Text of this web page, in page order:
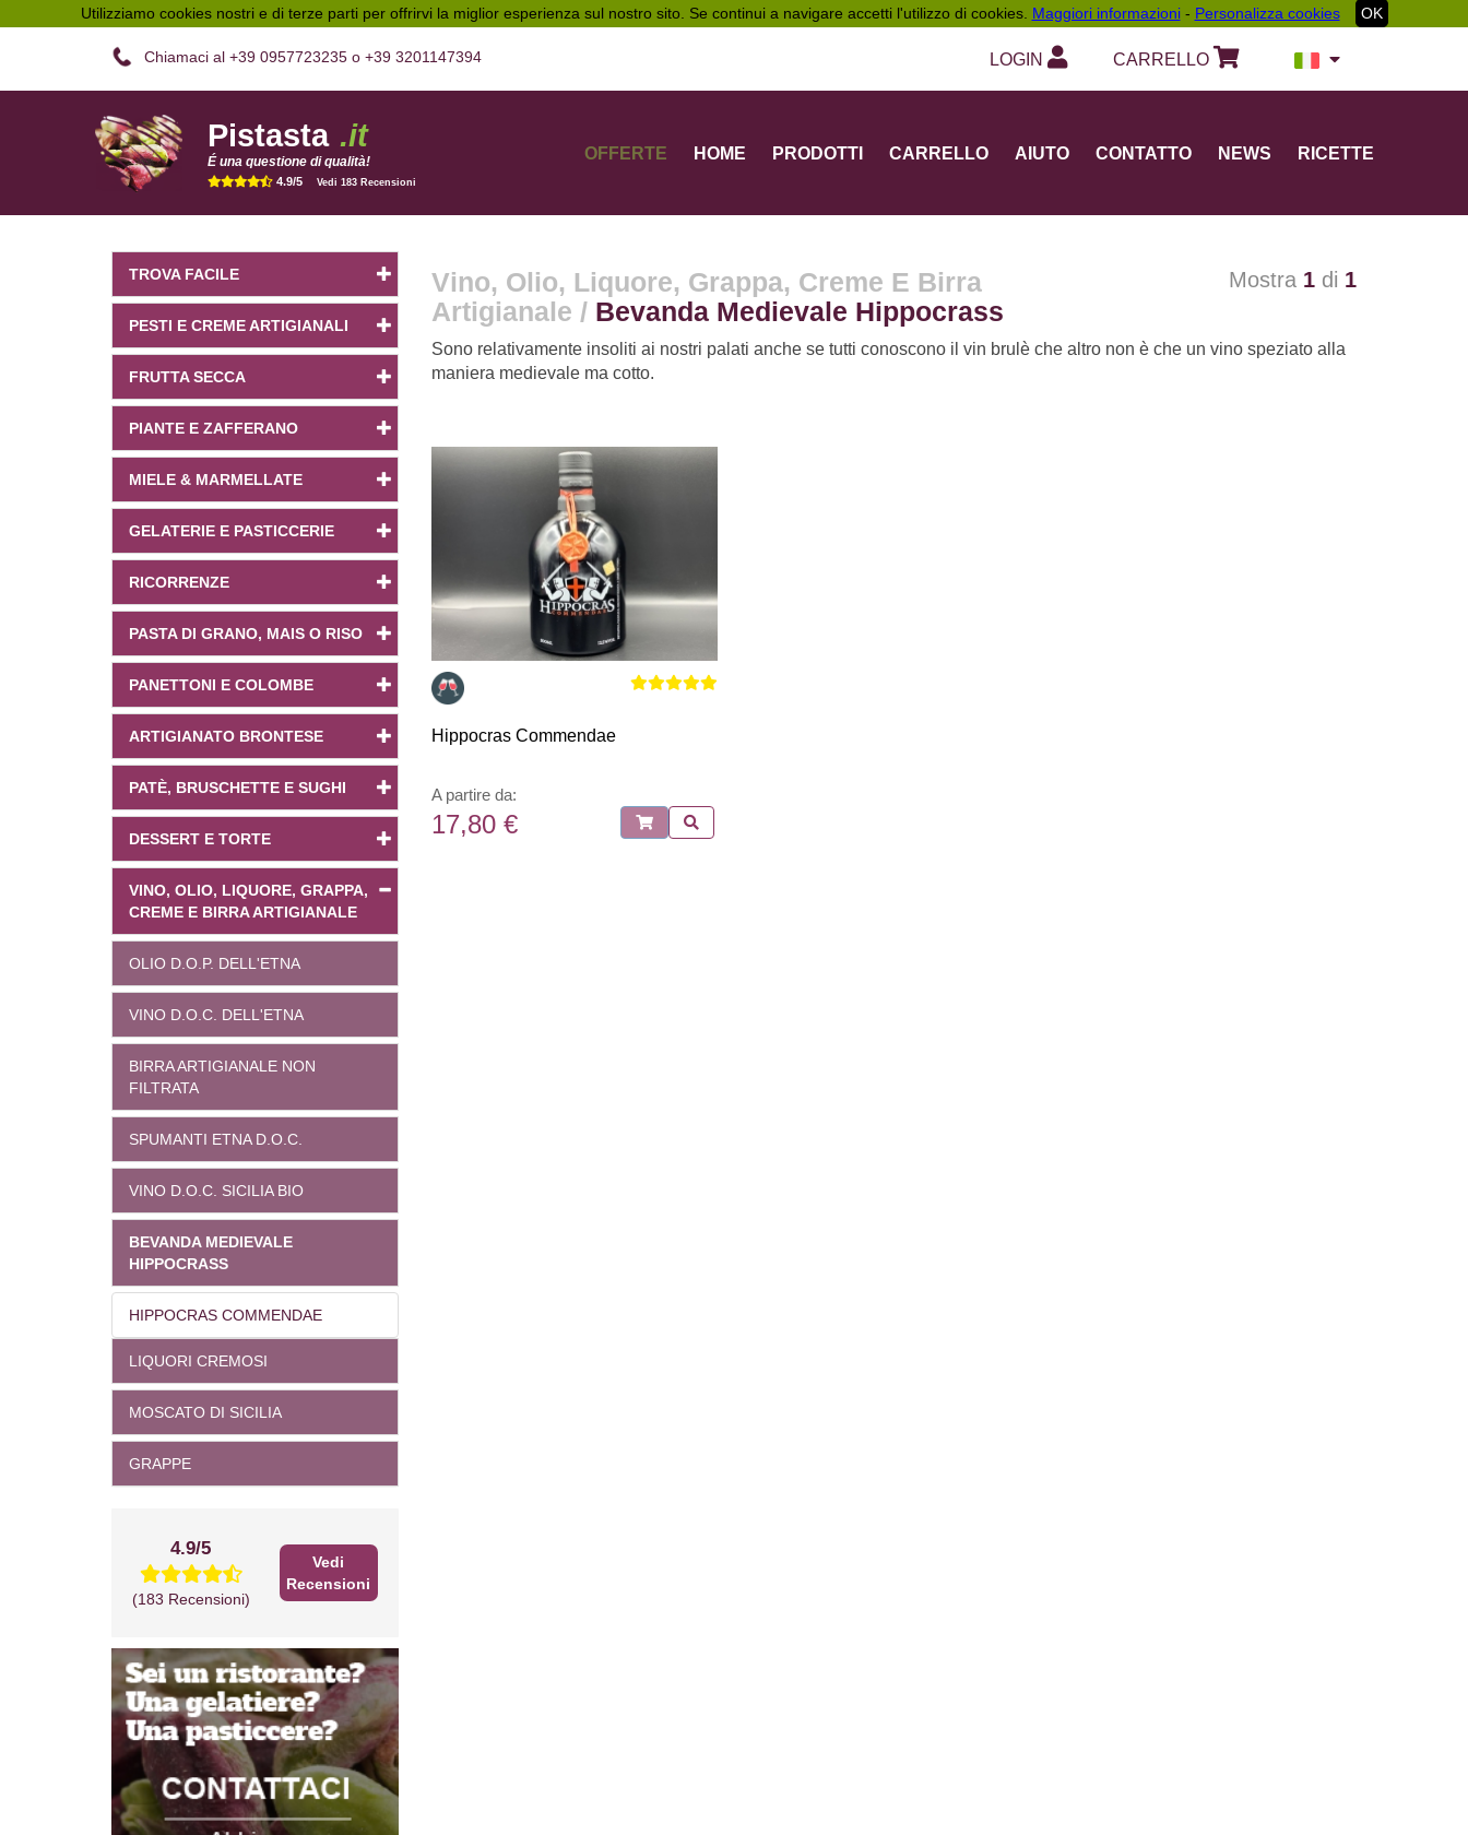
Utilizziamo cookies nostri e di terze parti per offrirvi la miglior esperienza sul nostro sito. Se continui a navigare accetti l'utilizzo di cookies. Maggiori informazioni- Personalizza cookies OK
Chiamaci al +39 0957723235 o +39 3201147394 LOGIN CARRELLO
Pistasta .it
É una questione di qualità!
4.9/5
Vedi 183 Recensioni
OFFERTE HOME PRODOTTI CARRELLO AIUTO CONTATTO NEWS RICETTE
TROVA FACILE
PESTI E CREME ARTIGIANALI
FRUTTA SECCA
PIANTE E ZAFFERANO
MIELE & MARMELLATE
GELATERIE E PASTICCERIE
RICORRENZE
PASTA DI GRANO, MAIS O RISO
PANETTONI E COLOMBE
ARTIGIANATO BRONTESE
PATÈ, BRUSCHETTE E SUGHI
DESSERT E TORTE
VINO, OLIO, LIQUORE, GRAPPA,
CREME E BIRRA ARTIGIANALE
OLIO D.O.P. DELL'ETNA
VINO D.O.C. DELL'ETNA
BIRRA ARTIGIANALE NON
FILTRATA
SPUMANTI ETNA D.O.C.
VINO D.O.C. SICILIA BIO
BEVANDA MEDIEVALE
HIPPOCRASS
HIPPOCRAS COMMENDAE
LIQUORI CREMOSI
MOSCATO DI SICILIA
GRAPPE
4.9/5
(183 Recensioni)
Vedi
Recensioni
Vino, Olio, Liquore, Grappa, Creme E Birra
Artigianale / Bevanda Medievale Hippocrass
Mostra 1 di 1
Sono relativamente insoliti ai nostri palati anche se tutti conoscono il vin brulè che altro non è che un vino speziato alla
maniera medievale ma cotto.
Hippocras Commendae
A partire da:
17,80 €